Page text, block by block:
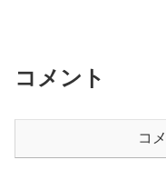
コメント
コ